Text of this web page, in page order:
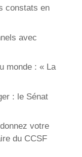
constats en
avec
monde : « La
: le Sénat
votre
du CCSF